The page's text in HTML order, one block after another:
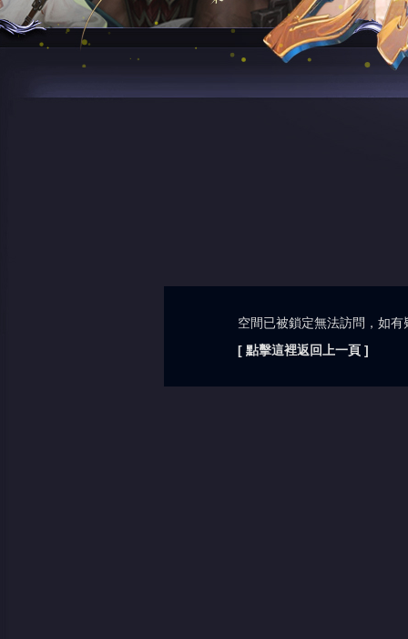
空間已被鎖定無法訪問，如
[ 點擊這裡返回上一頁 ]